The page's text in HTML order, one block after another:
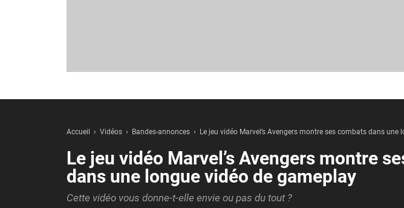
Accueil Vidéos Bandes-annonces Le jeu vidéo Marvel’s Avengers montre ses combats dans une
Le jeu vidéo Marvel’s Avengers montre
dans une longue vidéo de gameplay
Cette vidéo vous donne-t-elle envie ou pas du tout ?